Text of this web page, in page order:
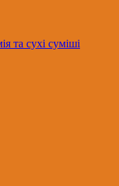
та сухі суміші